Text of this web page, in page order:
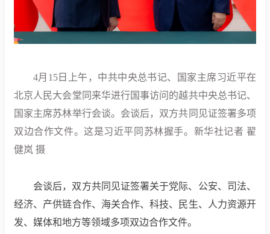
4月15日上午，中共中央总书记、国家主席习近平在
北京人民大会堂同来华进行国事访问的越共中央总书记、
国家主席苏林举行会谈。会谈后，双方共同见证签署多项
双边合作文件。这是习近平同苏林握手。新华社记者 翟
健岚 摄
会谈后，双方共同见证签署关于党际、公安、司法、
经济、产供链合作、海关合作、科技、民生、人力资源开
发、媒体和地方等领域多项双边合作文件。